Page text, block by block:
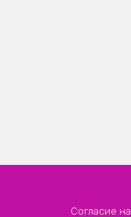
Согласие